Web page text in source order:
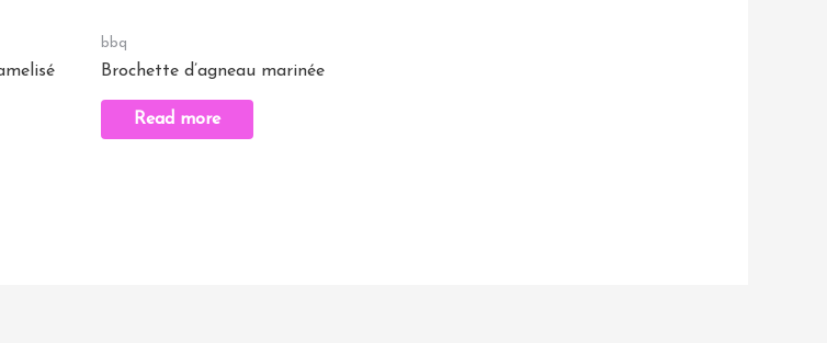
bbq
Brochette d’agneau marinée
Read more